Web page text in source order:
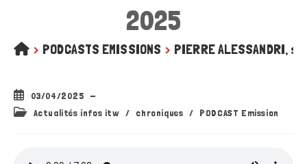
2025
> PODCASTS EMISSIONS > PIERRE
Publication
publiée :
03/04/2025
PostActualités infos itw / chroniques / PODCAST Emission